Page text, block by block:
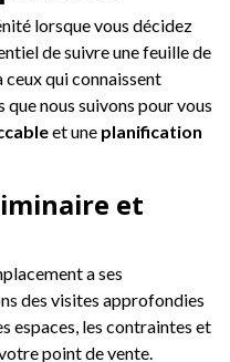
lorsque vous décidez
de suivre une feuille de
qui connaissent
nous suivons pour vous
et une planification
et
a ses
des visites approfondies
espaces, les contraintes et
point de vente.